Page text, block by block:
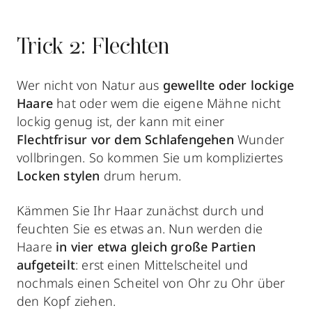
Trick 2: Flechten
Wer nicht von Natur aus gewellte oder lockige
Haare hat oder wem die eigene Mähne nicht
lockig genug ist, der kann mit einer
Flechtfrisur vor dem Schlafengehen Wunder
vollbringen. So kommen Sie um kompliziertes
Locken stylen drum herum.
Kämmen Sie Ihr Haar zunächst durch und
feuchten Sie es etwas an. Nun werden die
Haare in vier etwa gleich große Partien
aufgeteilt: erst einen Mittelscheitel und
nochmals einen Scheitel von Ohr zu Ohr über
den Kopf ziehen.